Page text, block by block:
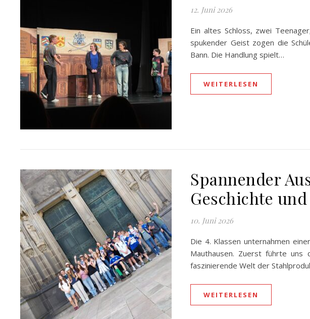
12. Juni 2026
Ein altes Schloss, zwei
spukender Geist zogen die
Bann. Die Handlung spielt…
WEITERLESEN
Spannender
Geschichte
10. Juni 2026
Die 4. Klassen unternahmen
Mauthausen. Zuerst führte
faszinierende Welt der
WEITERLESEN